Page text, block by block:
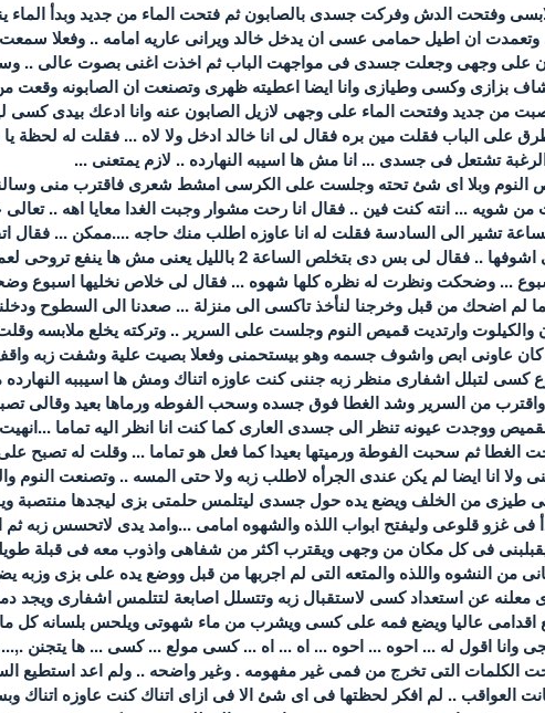
وفتحت الدش وفركت جسدى بالصابون ثم فتحت الماء من جديد وبدأ
وتعمدت ان اطيل حمامى عسى ان يدخل خالد ويرانى عاريه امامه .. وفعلا
على وجهى وجعلت جسدى فى مواجهت الباب ثم اخذت اغنى بصوت عالى ..
بزازى وكسى وطيازى وانا ايضا اعطيته ظهرى وتصنعت ان الصابونه
من جديد وفتحت الماء على وجهى لازيل الصابون عنه وانا ادعك بيدى
على الباب فقلت مين بره فقال لى انا خالد ادخل ولا لاه ... فقلت له
تشتعل فى جسدى ... انا مش ها اسيبه النهارده .. لازم يمتعنى ...
النوم وبلا اى شئ تحته وجلست على الكرسى امشط شعرى فاقترب منى
شويه ... انته كنت فين .. فقال انا رحت مشوار وجبت الغدا معايا اهه ..
تشير الى السادسة فقلت له انا عاوزه اطلب منك حاجه ....ممكن ... فقال
امام مدرسة المشاغبين نفسى اشوفها .. فقال لى بس دى بتخلص
اسبوع ... وضحكت ونظرت له نظره كلها شهوه ... فقال لى خلاص نخليها اسبوع
لم اضحك من قبل وخرجنا لنأخذ تاكسى الى منزلة ... صعدنا الى السطوح
والكيلوت وارتديت قميص النوم وجلست على السرير .. وتركته يخلع ملابسه
كان عاونى ابص واشوف جسمه وهو بيستحمنى وفعلا بصيت علية وشفت زبه
لتبلل اشفارى منظر زبه جننى كنت عاوزه اتناك ومش ها اسيببه
من السرير وشد الغطا فوق جسده وسحب الفوطه ورماها بعيد وقالى
ووجدت عيونه تنظر الى جسدى العارى كما كنت انا انظر اليه تماما
الغطا ثم سحبت الفوطة ورميتها بعيدا كما فعل هو تماما ... وقلت له تصبح
ولا انا ايضا لم يكن عندى الجرأه لاطلب زبه ولا حتى المسه .. وتصنعت
طيزى من الخلف ويضع يده حول جسدى ليتلمس حلمتى بزى ليجدها منتصبة
فى غزو قلوعى وليفتح ابواب اللذه والشهوه امامى ...وامد يدى لاتحسس زبه ثم
فى كل مكان من وجهى ويقترب اكثر من شفاهى واذوب معه فى قبلة
من النشوه واللذه والمتعه التى لم اجربها من قبل ووضع يده على بزى
معلنه عن استعداد كسى لاستقبال زبه وتتسلل اصابعة لتتلمس اشفارى
اقدامى عاليا ويضع فمه على كسى ويشرب من ماء شهوتى ويلحس بلسانه كل
وانا اقول له ... احوه ... احوه ... اه ... اه ... كسى مولع ... كسى ... ها يتجنن
... اصبحت الكلمات التى تخرج من فمى غير مفهومه . وغير واضحه .. ولم اعد
العواقب .. لم افكر لحظتها فى اى شئ الا فى ازاى اتناك كنت عاوزه